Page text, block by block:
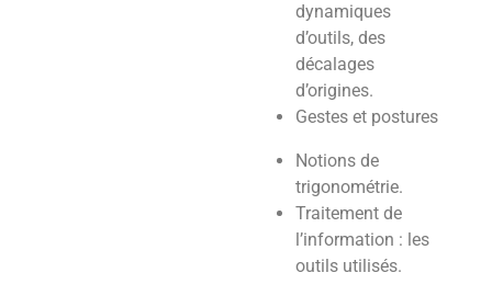
dynamiques
d’outils, des
décalages
d’origines.
Gestes et postures
Notions de
trigonométrie.
Traitement de
l’information : les
outils utilisés.